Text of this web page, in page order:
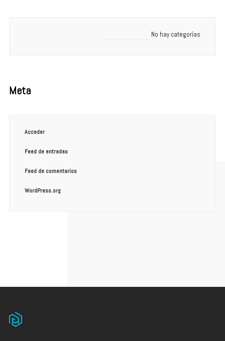
No hay categorías
Meta
Acceder
Feed de entradas
Feed de comentarios
WordPress.org